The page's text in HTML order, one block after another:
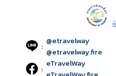
: @etravelway
@etravelway.fire
: eTravelWay